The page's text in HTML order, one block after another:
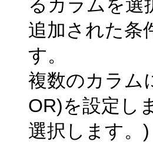
るカラムを選
追加された条
す。
複数のカラム
OR)を設定し
選択します。)